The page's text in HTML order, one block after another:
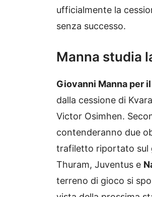
ufficialmente la
senza successo.
Manna studia
Giovanni Manna per
dalla cessione di
Victor Osimhen.
contenderanno due
trafiletto riportato sul
Thuram, Juventus e
terreno di gioco si